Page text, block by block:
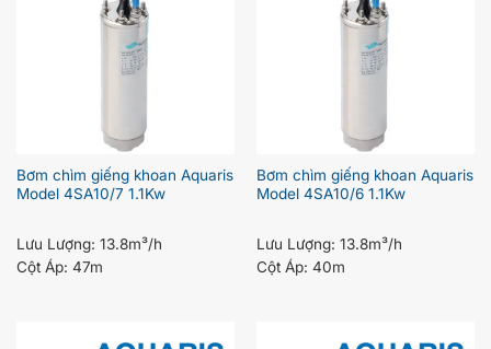
Bơm chìm giếng khoan Aquaris
Model 4SA10/7 1.1Kw
Lưu Lượng: 13.8m³/h
Cột Áp: 47m
Bơm chìm giếng khoan Aquaris
Model 4SA10/6 1.1Kw
Lưu Lượng: 13.8m³/h
Cột Áp: 40m